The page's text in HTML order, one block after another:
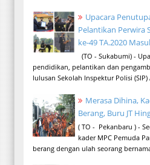
Upacara
Pelantikan Perwira
ke-49 TA.2020
(TO - Sukabumi) -
pendidikan, pelantikan dan
lulusan Sekolah Inspektur Polisi (SIP)
Merasa Dihina,
Berang, Buru JT
( TO - Pekanbaru ) -
kader MPC Pemuda
berang dengan ulah seorang